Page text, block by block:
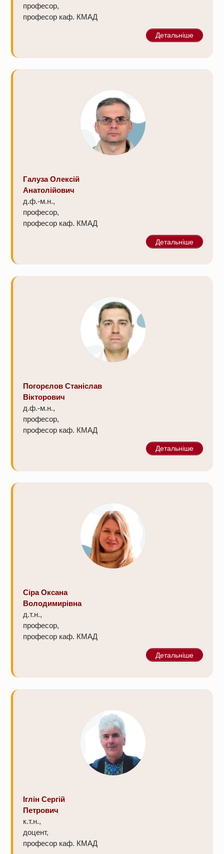
професор,
професор каф. КМАД
Детальніше
Галуза Олексій
Анатолійович
д.ф.-м.н.,
професор,
професор каф. КМАД
Детальніше
Погорєлов Станіслав
Вікторович
д.ф.-м.н.,
професор,
професор каф. КМАД
Детальніше
Сіра Оксана
Володимирівна
д.т.н.,
професор,
професор каф. КМАД
Детальніше
Іглін Сергій
Петрович
к.т.н.,
доцент,
професор каф. КМАД